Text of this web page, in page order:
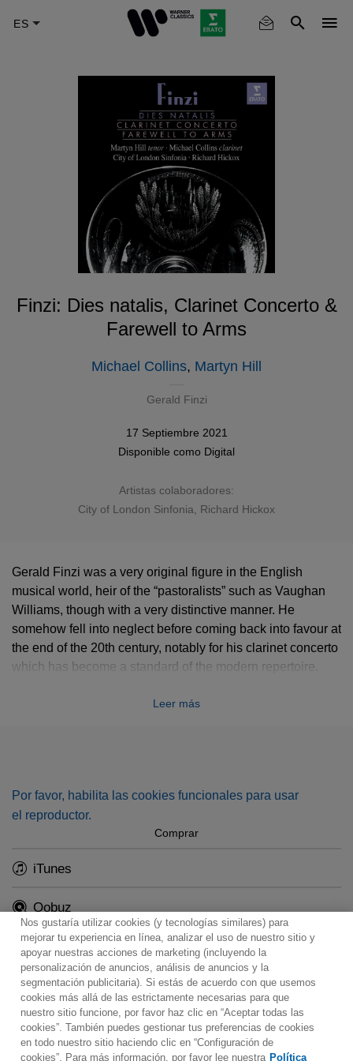
Finzi: Dies natalis, Clarinet Concerto &
Farewell to Arms
Michael Collins, Martyn Hill
Gerald Finzi
17 Septiembre 2021
Disponible como Digital
Artistas colaboradores:
City of London Sinfonia
Richard Hickox
Gerald Finzi was a very original figure in the English
musical world, heir of the “pastoralists” such as Vaughan
Williams, though with a very distinctive manner. He
somehow fell into neglect before coming back into favour at
the end of the 20th century, notably for his clarinet concerto
which has become a standard of the modern repertoire.
defender of Finzi’s music Richard Hickox, it comes with
Leer más
Por favor, habilita las cookies funcionales para usar
el reproductor.
Comprar
iTunes
Qobuz
Contacto Boletin informativo
Términos de Uso
Política de Privacidad
Mapa web
Política de cookies
Ajustes de Cookies
Nos gustaría utilizar cookies (y tecnologías similares) para
mejorar tu experiencia en línea, analizar el uso de nuestro sitio y
apoyar nuestras acciones de marketing (incluyendo la
personalización de anuncios, análisis de anuncios y la
segmentación publicitaria). Si estás de acuerdo con que usemos
cookies más allá de las estrictamente necesarias para que
nuestro sitio funcione, por favor haz clic en “Aceptar todas las
cookies”. También puedes gestionar tus preferencias de cookies
en todo nuestro sitio haciendo clic en “Configuración de
cookies”. Para más información, por favor lee nuestra Política